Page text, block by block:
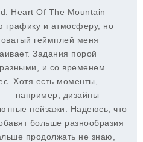
Heart Of The Mountain
графику и атмосферу, но
геймплей меня
Задания порой
и со временем
Хотя есть моменты,
— например, дизайны
пейзажи. Надеюсь, что
больше разнообразия
продолжать не знаю,